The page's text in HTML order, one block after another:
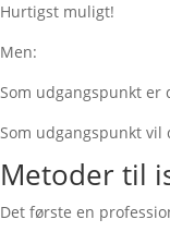
Hurtigst muligt!
Men:
Som udgangspunkt
Som udgangspunkt
Metoder til
Det første en